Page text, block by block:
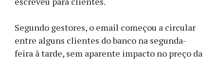
Segundo gestores, o email começou a circular
entre alguns clientes do banco na segunda-
feira à tarde, sem aparente impacto no preço da